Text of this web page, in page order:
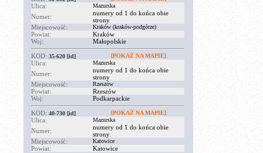
Ulica: Mazurska
Numer:
numery od 1 do końca obie
strony
Miejscowość:
Kraków (kraków-podgórze)
Powiat:
Kraków
Woj:
Małopolskie
KOD: 35-620 [id] [POKAŻ NA MAPIE]
Ulica: Mazurska
Numer:
numery od 1 do końca obie
strony
Miejscowość:
Rzeszów
Powiat:
Rzeszów
Woj:
Podkarpackie
KOD: 40-730 [id] [POKAŻ NA MAPIE]
Ulica: Mazurska
Numer:
numery od 1 do końca obie
strony
Miejscowość:
Katowice
Powiat:
Katowice